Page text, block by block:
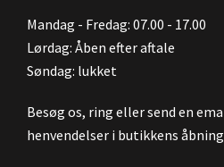
Mandag - Fredag: 07.00 - 17.00
Lørdag: Åben efter aftale
Søndag: lukket
Besøg os, ring eller send en
henvendelser i butikkens